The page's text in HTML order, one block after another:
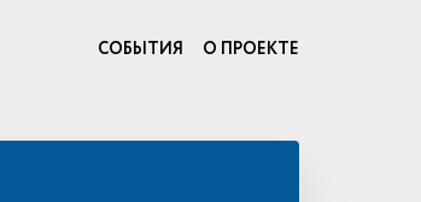
СОБЫТИЯ О ПРОЕКТЕ